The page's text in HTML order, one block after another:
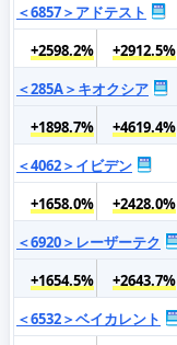
＜6857＞アドテスト
+2598.2%
+2912.5%
＜285A＞キオクシア
+1898.7%
+4619.4%
＜4062＞イビデン
+1658.0%
+2428.0%
＜6920＞レーザーテク
+1654.5%
+2643.7%
＜6532＞ベイカレント